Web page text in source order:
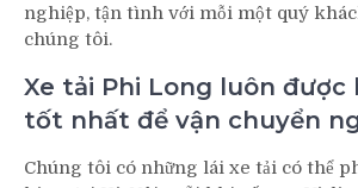
nghiệp, tận tình với mỗi một quý
chúng tôi.
Xe tải Phi Long luôn được
tốt nhất để vận chuyển
Chúng tôi có những lái xe tải có thể